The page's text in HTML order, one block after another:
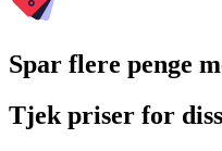
Spar flere penge
Tjek priser for